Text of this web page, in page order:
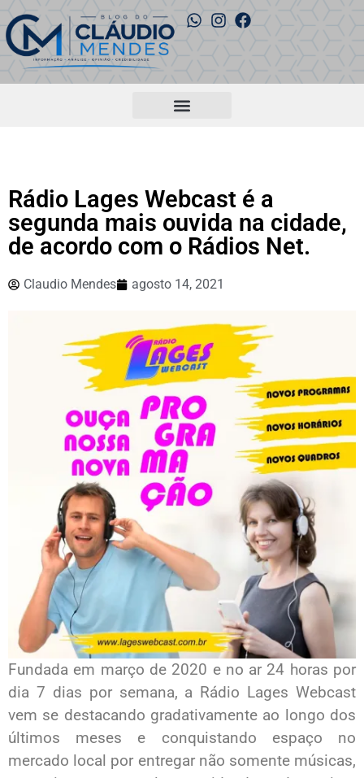
Rádio Lages Webcast é a
segunda mais ouvida na cidade,
de acordo com o Rádios Net.
Claudio Mendes agosto 14, 2021
Fundada em março de 2020 e no ar 24 horas por
dia 7 dias por semana, a Rádio Lages Webcast
vem se destacando gradativamente ao longo dos
últimos meses e conquistando espaço no
mercado local por entregar não somente músicas,